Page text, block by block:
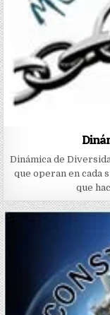
Dinámica de
que operan en cada
que